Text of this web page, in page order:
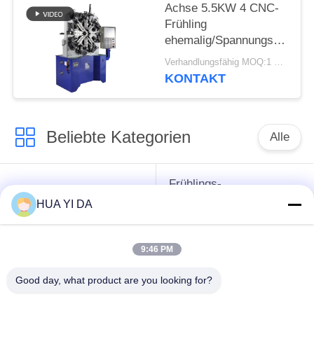
Achse 5.5KW 4 CNC-
Frühling
ehemalig/Spannungs-
Drehungs-Frühling, der
Maschine herstellt
Verhandlungsfähig MOQ:1 Satz
KONTAKT
Beliebte Kategorien Alle
cnc-
Frühlingsmaschine
Frühlings-
Druckfeder-Maschine
Frühlings-
verbiegende
HUA YI DA
9:46 PM
Good day, what product are you looking for?